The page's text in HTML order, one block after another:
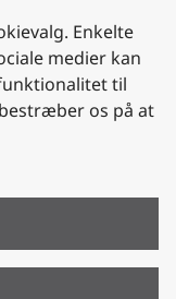
Enkelte
medier kan
til
os på at